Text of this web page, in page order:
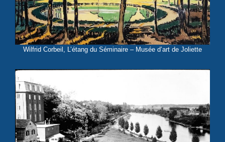
Wilfrid Corbeil, L’étang du Séminaire – Musée d’art de Joliette